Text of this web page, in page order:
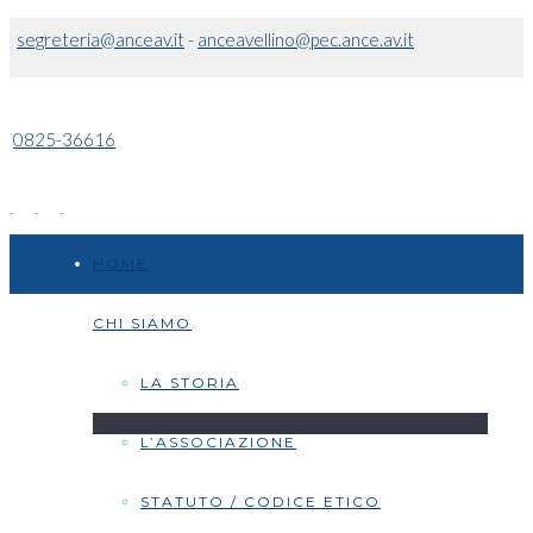
segreteria@anceav.it- anceavellino@pec.ance.av.it
0825-36616
CHI SIAMO
LA STORIA
L’ASSOCIAZIONE
STATUTO / CODICE ETICO